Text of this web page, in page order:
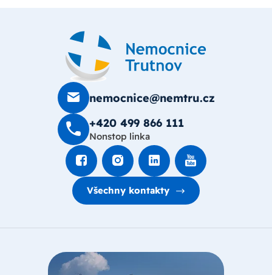
nemocnice@nemtru.cz
+420 499 8­66 111
Nonstop linka
Všechny kontakty